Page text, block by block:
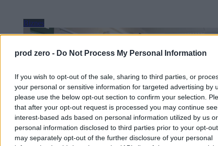
prod zero - Do Not Process My Personal Information
If you wish to opt-out of the sale, sharing to third parties, or
your personal or sensitive information for targeted advertising by
please use the below opt-out section to confirm your selection.
that after your opt-out request is processed you may continue
interest-based ads based on personal information utilized by us or
personal information disclosed to third parties prior to your opt-
may separately opt-out of the further disclosure of your personal
Biznes